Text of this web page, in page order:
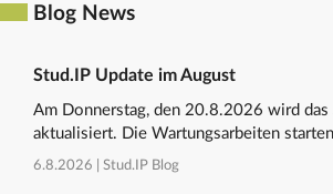
Blog News
Stud.IP Update im August
Am Donnerstag, den 20.8.2026 wird das
aktualisiert. Die Wartungsarbeiten
6.8.2026 | Stud.IP Blog